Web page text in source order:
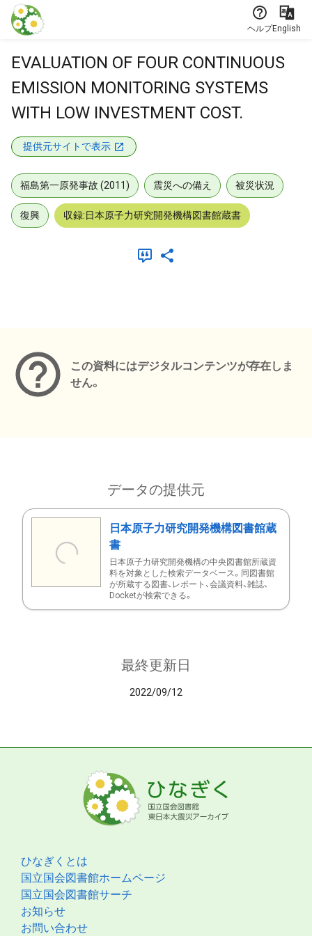
本文に飛ぶ
ヘルプEnglish
EVALUATION OF FOUR CONTINUOUS
EMISSION MONITORING SYSTEMS
WITH LOW INVESTMENT COST.
提供元サイトで表示
福島第一原発事故 (2011) 震災への備え 被災状況
復興 収録:日本原子力研究開発機構図書館蔵書
この資料にはデジタルコンテンツが存在しま
せん。
データの提供元
日本原子力研究開発機構図書館蔵
書
日本原子力研究開発機構の中央図書館所蔵資
料を対象とした検索データベース。同図書館
が所蔵する図書、レポート、会議資料、雑誌、
Docketが検索できる。
最終更新日
2022/09/12
ひなぎくとは
国立国会図書館ホームページ
国立国会図書館サーチ
お知らせ
お問い合わせ